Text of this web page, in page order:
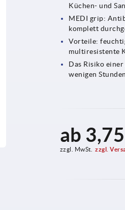
Küchen- und
MEDI grip:
komplett
Vorteile:
multiresistente
Das Risiko
wenigen
ab
zzgl. MwSt. zzgl.